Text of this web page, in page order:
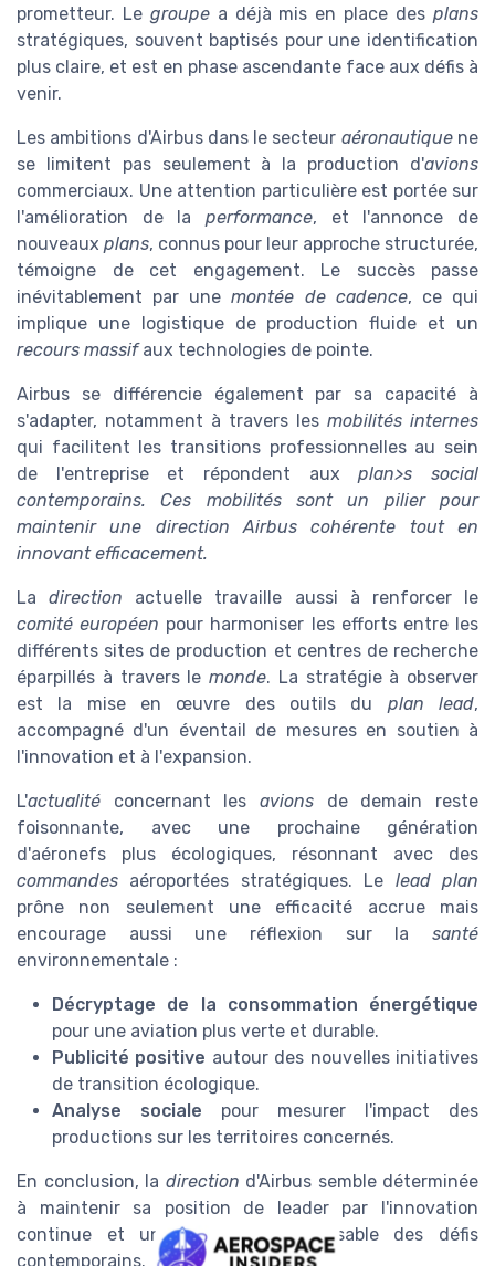
prometteur. Le groupea déjà mis en place desplans
stratégiques, souvent baptisés pour une identification
plus claire, et est en phase ascendante face aux défis à
venir.
Les ambitions d'Airbus dans le secteur aéronautiquene
se limitent pas seulement à la production d'avions
commerciaux. Une attention particulière est portée sur
l'amélioration de la performance, et l'annonce de
nouveaux plans, connus pour leur approche structurée,
témoigne de cet engagement. Le succès passe
inévitablement par unemontée de cadence, ce qui
implique une logistique de production fluide et un
recours massifaux technologies de pointe.
Airbus se différencie également par sa capacité à
s'adapter, notamment à travers les mobilités internes
qui facilitent les transitions professionnelles au sein
de l'entreprise et répondent auxplan>ssocial
contemporains. Ces mobilités sont un pilier pour
maintenir une direction Airbus cohérente tout en
innovant efficacement.
Ladirection actuelle travaille aussi à renforcer le
comité européen pour harmoniser les efforts entre les
différents sites de production et centres de recherche
éparpillés à travers le monde. La stratégie à observer
est la mise en œuvre des outils du plan lead,
accompagné d'un éventail de mesures en soutien à
l'innovation et à l'expansion.
L'actualité concernant les avions de demain reste
foisonnante, avec une prochaine génération
d'aéronefs plus écologiques, résonnant avec des
commandes aéroportées stratégiques. Le lead plan
prône non seulement une efficacité accrue mais
encourage aussi une réflexion sur la santé
environnementale :
Décryptage de la consommation énergétique
pour une aviation plus verte et durable.
Publicité positive autour des nouvelles initiatives
de transition écologique.
Analyse sociale pour mesurer l'impact des
productions sur les territoires concernés.
En conclusion, la direction d'Airbus semble déterminée
à maintenir sa position de leader par l'innovation
continue et une approche responsable des défis
contemporains.